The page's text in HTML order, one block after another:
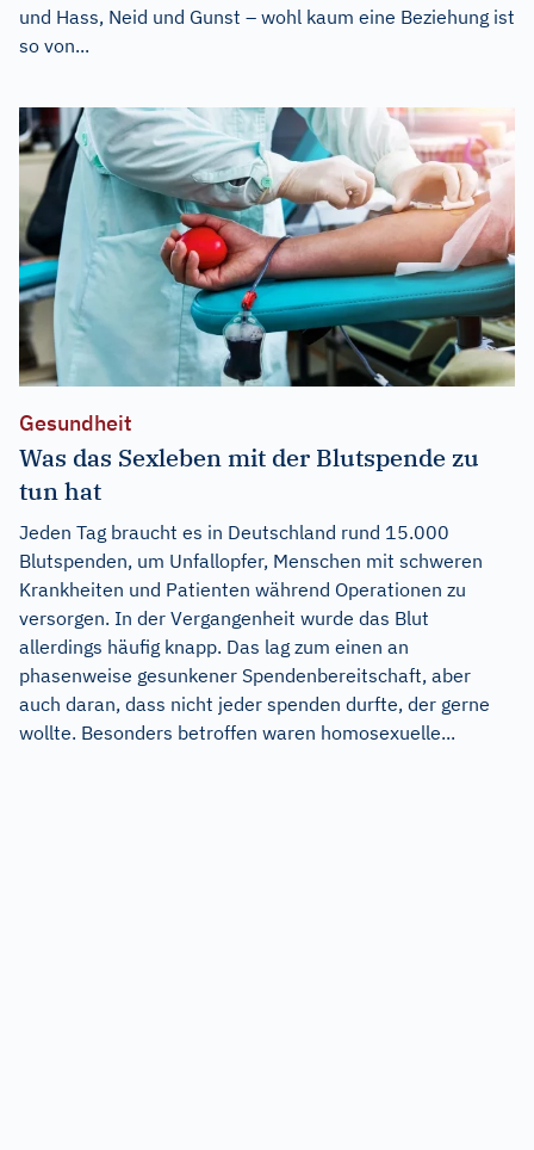
und Hass, Neid und Gunst – wohl kaum eine Beziehung ist
so von...
Gesundheit
Was das Sexleben mit der Blutspende zu
tun hat
Jeden Tag braucht es in Deutschland rund 15.000
Blutspenden, um Unfallopfer, Menschen mit schweren
Krankheiten und Patienten während Operationen zu
versorgen. In der Vergangenheit wurde das Blut
allerdings häufig knapp. Das lag zum einen an
phasenweise gesunkener Spendenbereitschaft, aber
auch daran, dass nicht jeder spenden durfte, der gerne
wollte. Besonders betroffen waren homosexuelle...